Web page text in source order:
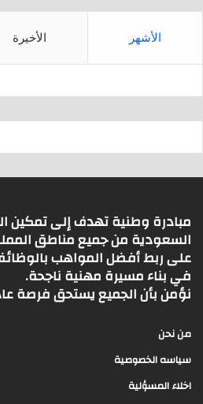
الأشهر الأخيرة
مبادرة وطنية تهدف إلى تمكين
السعودية من جميع مناطق
على ربط أفضل المواهب
في بناء مسيرة مهنية ناجحة.
نؤمن بأن الجميع يستحق فرصة
من نحن
سياسه الخصوصية
اخلاء المسؤلية